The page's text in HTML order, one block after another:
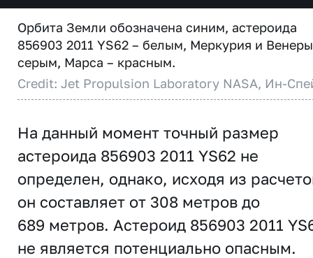
Орбита Земли обозначена синим, астероида
856903 2011 YS62 – белым, Меркурия и
серым, Марса – красным.
Credit: Jet Propulsion Laboratory NASA, Ин-
На данный момент точный размер
астероида 856903 2011 YS62 не
определен, однако, исходя из
он составляет от 308 метров до
689 метров. Астероид 856903 2011
не является потенциально опасным.